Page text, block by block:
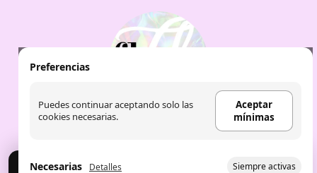
Cookies
Preferencias
Puedes continuar aceptando solo las
cookies necesarias.
Aceptar
mínimas
Necesarias Detalles Siempre activas